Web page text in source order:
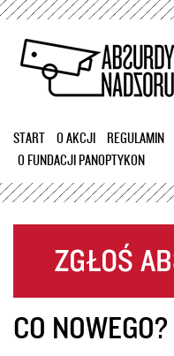
treści
START O AKCJI REGULAMIN
O FUNDACJI PANOPTYKON
CO NOWEGO?